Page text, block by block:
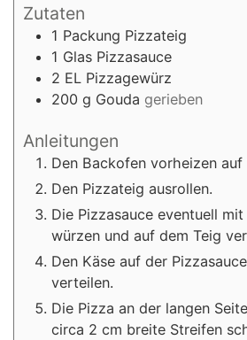
Zutaten
1 Packung Pizzateig
1 Glas Pizzasauce
2 EL Pizzagewürz
200 g Gouda gerieben
Anleitungen
Den Backofen vorheizen auf
Den Pizzateig ausrollen.
Die Pizzasauce eventuell
würzen und auf dem Teig
Den Käse auf der
verteilen.
Die Pizza an der langen
circa 2 cm breite Streifen